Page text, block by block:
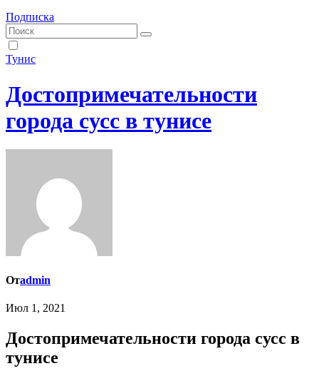
Подписка
Тунис
Достопримечательности
города сусс в тунисе
Отadmin
Июл 1, 2021
Достопримечательности города сусс в
тунисе